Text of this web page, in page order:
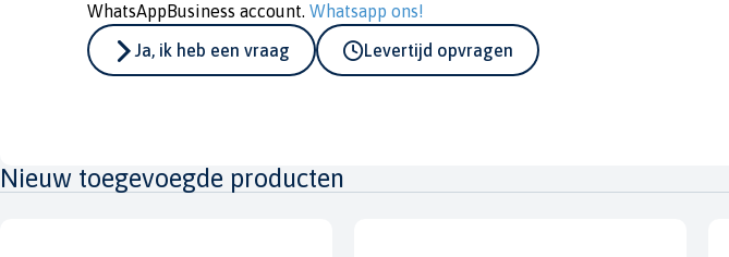
WhatsAppBusiness account. Whatsapp ons!
Ja, ik heb een vraag
Levertijd opvragen
Nieuw toegevoegde producten